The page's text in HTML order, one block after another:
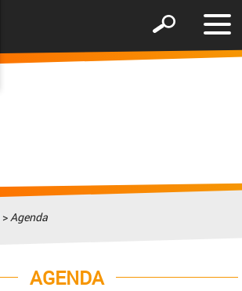
le
Afficher
formulaire
>Agenda
AGENDA